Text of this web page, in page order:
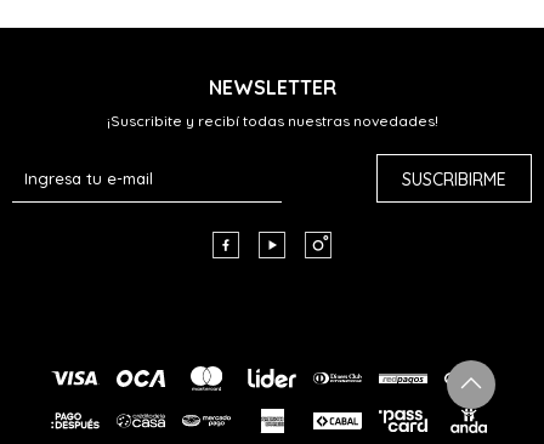
NEWSLETTER
¡Suscribite y recibí todas nuestras novedades!
SUSCRIBIRME
  